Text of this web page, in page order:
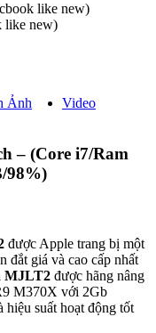
like new)
like new)
Ảnh Video
– (Core i7/Ram
98%)
được Apple trang bị một
đắt giá và cao cấp nhất
MJLT2 được hãng nâng
M370X với 2Gb
suất hoạt động tốt